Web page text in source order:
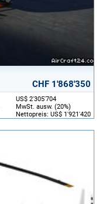
CHF 1'868'350
US$ 2'305'704
MwSt. ausw. (20%)
Nettopreis: US$ 1'921'420